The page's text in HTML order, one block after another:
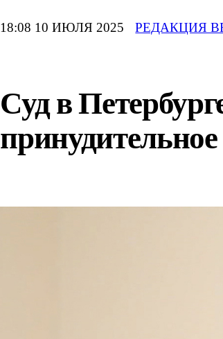
18:08 10 ИЮЛЯ 2025 РЕДАКЦИЯ
Суд в